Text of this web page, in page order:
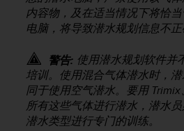
内容物，及在适当情况下将恰
电脑，将导致潜水规划信息不正
警告: 使用潜水规划软件并
培训。使用混合气体潜水时，
同于使用空气潜水。要用
所有这些气体进行潜水，潜水
潜水类型进行专门的训练。